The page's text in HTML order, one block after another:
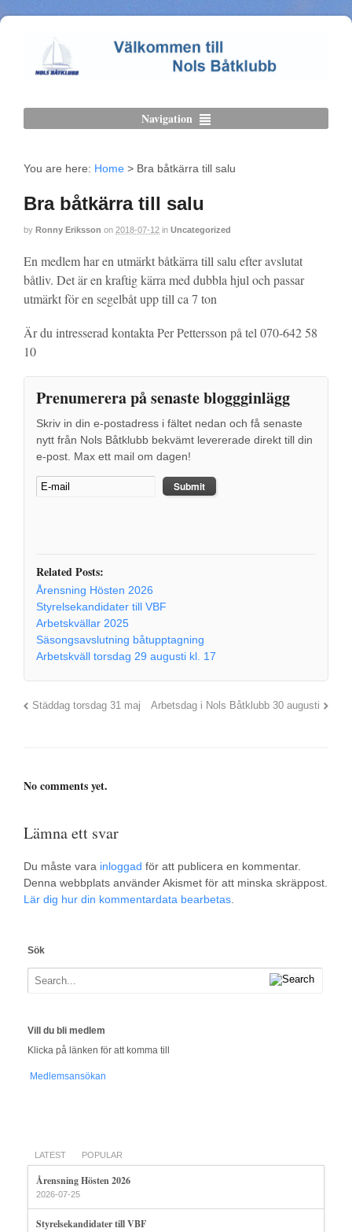
Navigation
You are here: Home > Bra båtkärra till salu
Bra båtkärra till salu
by Ronny Eriksson on 2018-07-12 in Uncategorized
En medlem har en utmärkt båtkärra till salu efter avslutat
båtliv. Det är en kraftig kärra med dubbla hjul och passar
utmärkt för en segelbåt upp till ca 7 ton
Är du intresserad kontakta Per Pettersson på tel 070-642 58
10
Prenumerera på senaste bloggginlägg
Skriv in din e-postadress i fältet nedan och få senaste
nytt från Nols Båtklubb bekvämt levererade direkt till din
e-post. Max ett mail om dagen!
Related Posts:
Årensning Hösten 2026
Styrelsekandidater till VBF
Arbetskvällar 2025
Säsongsavslutning båtupptagning
Arbetskväll torsdag 29 augusti kl. 17
Städdag torsdag 31 maj Arbetsdag i Nols Båtklubb 30 augusti
No comments yet.
Lämna ett svar
Du måste vara inloggad för att publicera en kommentar.
Denna webbplats använder Akismet för att minska skräppost.
Lär dig hur din kommentardata bearbetas.
Sök
Vill du bli medlem
Klicka på länken för att komma till
Medlemsansökan
LATEST POPULAR
Årensning Hösten 2026
2026-07-25
Styrelsekandidater till VBF